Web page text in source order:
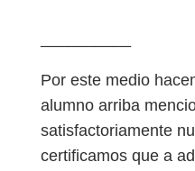
Por este medio
alumno arriba
satisfactoriamente
certificamos que a